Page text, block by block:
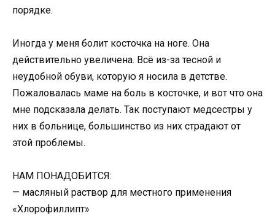
порядке.
Иногда у меня болит косточка на ноге. Она
действительно увеличена. Всё из-за тесной и
неудобной обуви, которую я носила в детстве.
Пожаловалась маме на боль в косточке, и вот что она
мне подсказала делать. Так поступают медсестры у
них в больнице, большинство из них страдают от
этой проблемы.
НАМ ПОНАДОБИТСЯ:
— масляный раствор для местного применения
«Хлорофиллипт»